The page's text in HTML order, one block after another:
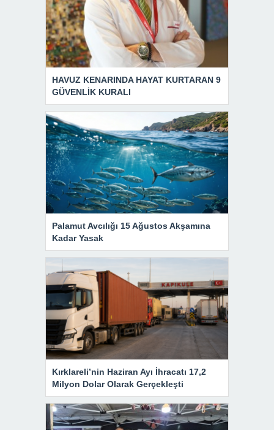
HAVUZ KENARINDA HAYAT KURTARAN 9
GÜVENLİK KURALI
Palamut Avcılığı 15 Ağustos Akşamına
Kadar Yasak
Kırklareli’nin Haziran Ayı İhracatı 17,2
Milyon Dolar Olarak Gerçekleşti